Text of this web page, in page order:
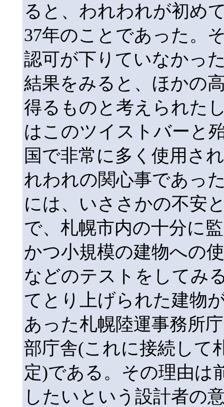
ると、われわれが初め
37年のことであった。
認可が下りていなかっ
結果をみると、ほかの
得るものと考えられた
はこのツイストバーと
国で非常に多く使用さ
れわれの関心事であっ
には、いささかの不安
で、札幌市内の十分に
かつ小規模の建物への
などのテストをしてみ
てとり上げられた建物
あった札幌陸運事務所
部庁舎(これに接続して
定)である。その理由は
したいという設計者の